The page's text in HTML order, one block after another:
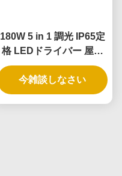
180W 5 in 1 調光 IP65定
格 LEDドライバー 屋外
および屋内照明用途向け
今雑談しなさい